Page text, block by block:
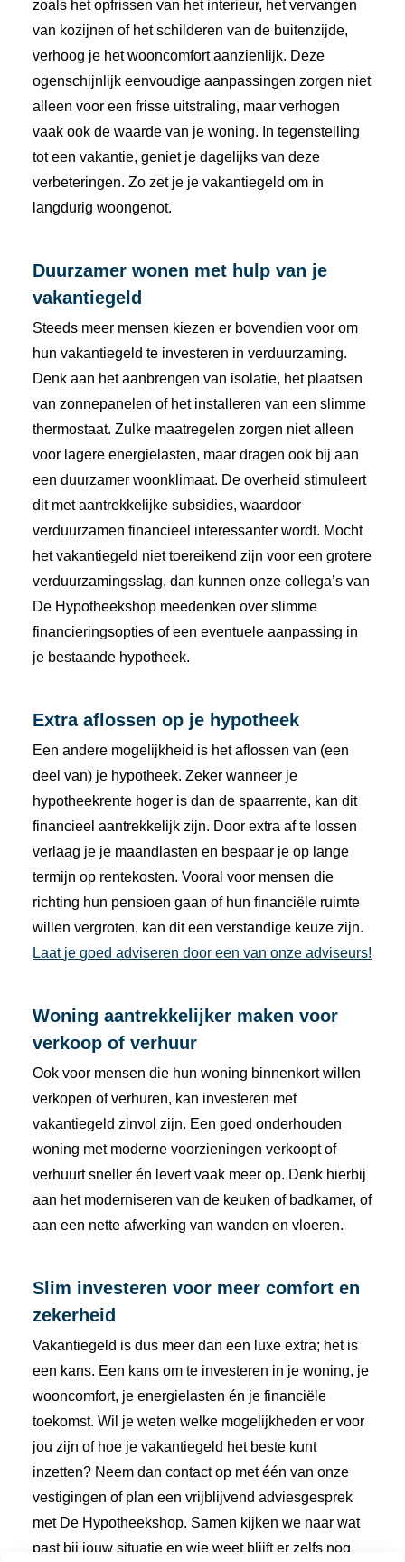
zoals hetopfrissen van het interieur, hetvervangen
van kozijnen of hetschilderen van de buitenzijde,
verhoog je hetwooncomfortaanzienlijk. Deze
ogenschijnlijk eenvoudige aanpassingen zorgen niet
alleen voor een frisse uitstraling, maar verhogen
vaak ook de waarde van je woning. In tegenstelling
toteen vakantie, geniet je dagelijks van deze
verbeteringen. Zo zet je je vakantiegeld om in
langdurig woongenot.
Duurzamer wonen met hulp van je
vakantiegeld
Steeds meer mensen kiezen er bovendien voor om
hun vakantiegeld te investeren in verduurzaming.
Denk aan hetaanbrengen van isolatie, het plaatsen
van zonnepanelen of het installeren van een slimme
thermostaat. Zulke maatregelen zorgen nietalleen
voor lagere energielasten, maar dragen ook bij aan
een duurzamer woonklimaat. De overheid stimuleert
dit metaantrekkelijke subsidies, waardoor
verduurzamen financieel interessanter wordt. Mocht
hetvakantiegeld niettoereikend zijn voor een grotere
verduurzamingsslag, dan kunnen onze collega’s van
De Hypotheekshop meedenken over slimme
financieringsopties ofeen eventuele aanpassing in
je bestaande hypotheek.
Extra aflossen op je hypotheek
Een andere mogelijkheid is hetaflossen van (een
deel van) je hypotheek. Zeker wanneer je
hypotheekrente hoger is dan de spaarrente, kan dit
financieel aantrekkelijk zijn. Door extra afte lossen
verlaag je je maandlasten en bespaar je op lange
termijn op rentekosten. Vooral voor mensen die
richting hun pensioen gaan of hun financiële ruimte
willen vergroten, kan diteen verstandige keuze zijn.
Laat je goed adviseren door een van onze adviseurs!
Woning aantrekkelijker maken voor
verkoop of verhuur
Ook voor mensen die hun woning binnenkortwillen
verkopen ofverhuren, kan investeren met
vakantiegeld zinvol zijn. Een goed onderhouden
woning met moderne voorzieningen verkooptof
verhuurtsneller én levertvaak meer op. Denk hierbij
aan het moderniseren van de keuken of badkamer, of
aan een nette afwerking van wanden en vloeren.
Slim investeren voor meer comfort en
zekerheid
Vakantiegeld is dus meer dan een luxe extra; het is
een kans. Een kans om te investeren in je woning, je
wooncomfort, je energielasten én je financiële
toekomst. Wil je weten welke mogelijkheden er voor
jou zijn of hoe je vakantiegeld het beste kunt
inzetten? Neem dan contactop metéén van onze
vestigingen of plan een vrijblijvend adviesgesprek
met De Hypotheekshop. Samen kijken we naar wat
past bij jouw situatie en wie weet blijfter zelfs nog